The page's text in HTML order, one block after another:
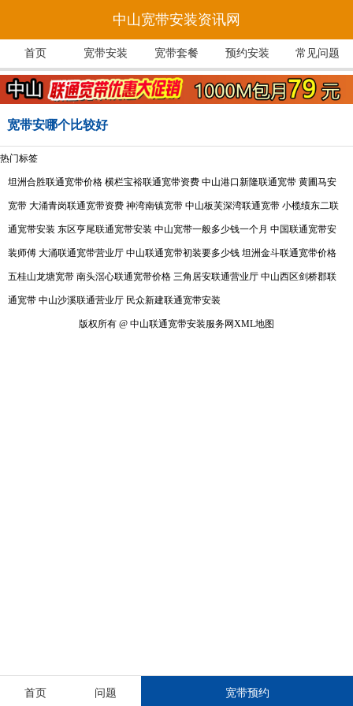
中山宽带安装资讯网
首页 宽带安装 宽带套餐 预约安装 常见问题
宽带安哪个比较好
热门标签
坦洲合胜联通宽带价格 横栏宝裕联通宽带资费 中山港口新隆联通宽带 黄圃马安
宽带 大涌青岗联通宽带资费 神湾南镇宽带 中山板芙深湾联通宽带 小榄绩东二联
通宽带安装 东区亨尾联通宽带安装 中山宽带一般多少钱一个月 中国联通宽带安
装师傅 大涌联通宽带营业厅 中山联通宽带初装要多少钱 坦洲金斗联通宽带价格
五桂山龙塘宽带 南头滘心联通宽带价格 三角居安联通营业厅 中山西区剑桥郡联
通宽带 中山沙溪联通营业厅 民众新建联通宽带安装
版权所有 @ 中山联通宽带安装服务网XML地图
首页 问题 宽带预约